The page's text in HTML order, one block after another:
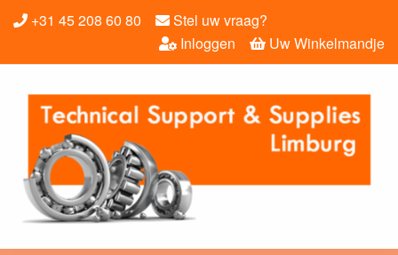
+31 45 208 60 80
Stel uw vraag?
Uw Winkelmandje
Inloggen